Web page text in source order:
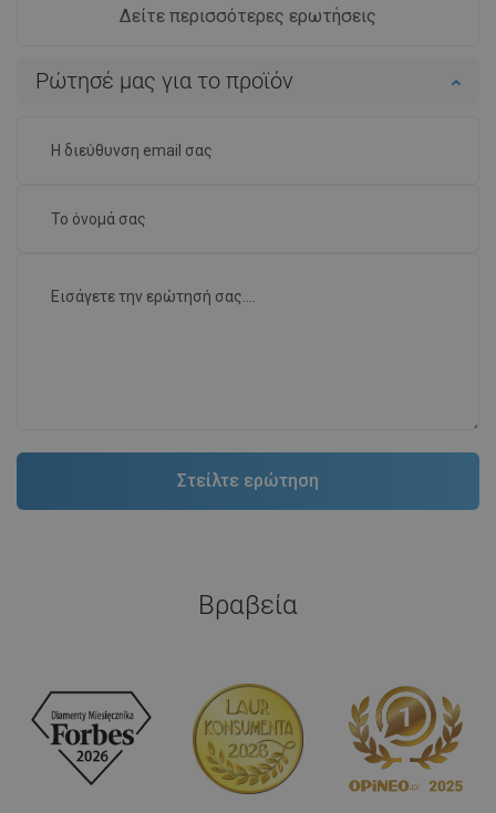
Δείτε περισσότερες ερωτήσεις
Ρώτησέ μας για το προϊόν
Βραβεία